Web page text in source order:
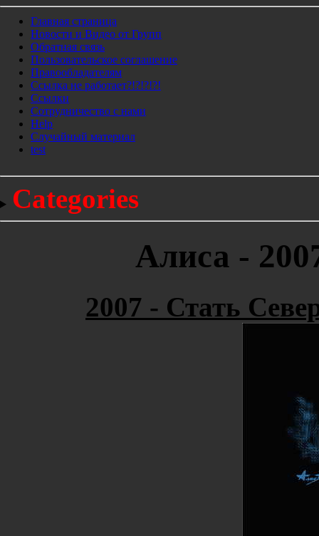
Главная страница
Новости и Видео от Групп
Обратная связь
Пользовательское соглашение
Правообладателям
Ссылка не работает?!?!?!?!
Ссылки
Сотрудничество с нами
Help
Cлучайный материал
test
Categories
Алиса -
2007 - Стать